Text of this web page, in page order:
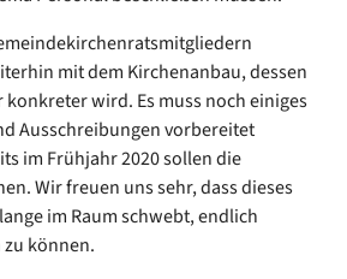
mit dem Kirchenanbau, dessen
konkreter wird. Es muss noch einiges
Ausschreibungen vorbereitet
im Frühjahr 2020 sollen die
Wir freuen uns sehr, dass dieses
im Raum schwebt, endlich
können.